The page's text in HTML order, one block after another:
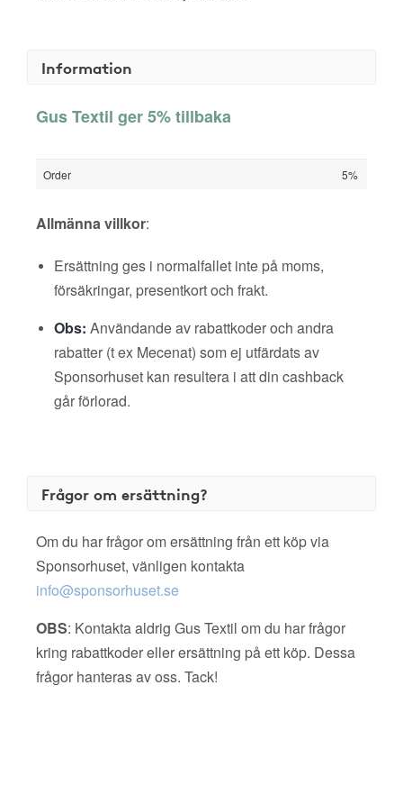
Information
Gus Textil ger 5% tillbaka
Order 5%
Allmänna villkor:
Ersättning ges i normalfallet inte på moms,
försäkringar, presentkort och frakt.
Obs: Användande av rabattkoder och andra
rabatter (t ex Mecenat) som ej utfärdats av
Sponsorhuset kan resultera i att din cashback
går förlorad.
Frågor om ersättning?
Om du har frågor om ersättning från ett köp via
Sponsorhuset, vänligen kontakta
info@sponsorhuset.se
OBS: Kontakta aldrig Gus Textil om du har frågor
kring rabattkoder eller ersättning på ett köp. Dessa
frågor hanteras av oss. Tack!